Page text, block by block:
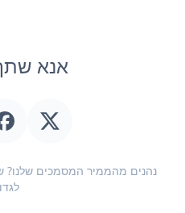
אנא
נהנים מהממיר המסמכים שלנו?